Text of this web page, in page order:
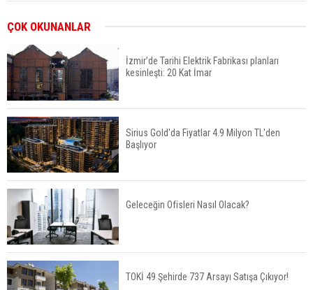
Fuzul’den Konut ve Araç Finansmanında Kişiye
Özel Terzi Usulü Planlama
Urla’da 8 Arsa 409 Milyon TL’ye Satışta
Kalyon İnşaat BAE'nin İlk Yüksek Hızlı Demiryolu
Hattını İnşa Ediyor
ÇOK OKUNANLAR
İzmir’de Tarihi Elektrik Fabrikası planları
kesinleşti: 20 Kat İmar
Sirius Gold'da Fiyatlar 4.9 Milyon TL'den
Başlıyor
Geleceğin Ofisleri Nasıl Olacak?
TOKİ 49 Şehirde 737 Arsayı Satışa Çıkıyor!